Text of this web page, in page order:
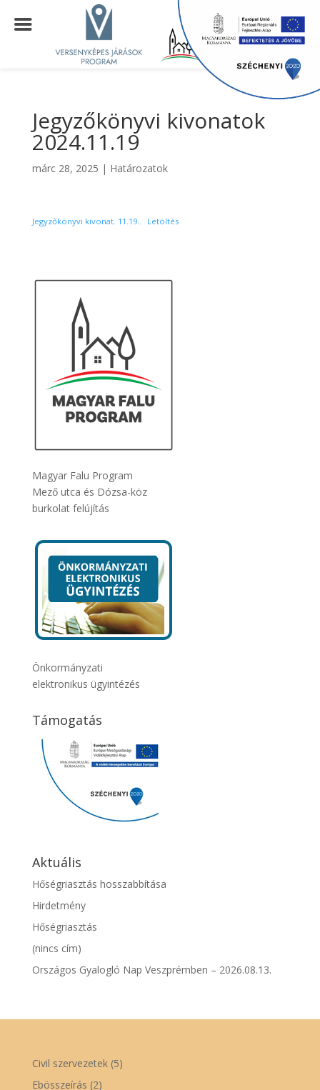
Jegyzőkönyvi kivonatok
2024.11.19
márc 28, 2025 | Határozatok
Jegyzőkönyvi kivonat. 11.19.. Letöltés
Magyar Falu Program
Mező utca és Dózsa-köz
burkolat felújítás
Önkormányzati
elektronikus ügyintézés
Támogatás
Aktuális
Hőségriasztás hosszabbítása
Hirdetmény
Hőségriasztás
(nincs cím)
Országos Gyalogló Nap Veszprémben – 2026.08.13.
Civil szervezetek(5)
Ebösszeírás (2)